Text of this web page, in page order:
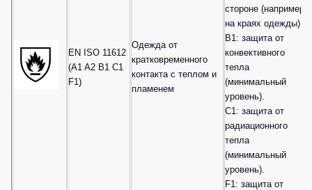
EN ISO 11612
(A1 A2 B1 C1
F1)
Одежда от
кратковременного
контакта с теплом и
пламенем
стороне (например,
на краях одежды).
B1: защита от
конвективного
тепла
(минимальный
уровень).
C1: защита от
радиационного
тепла
(минимальный
уровень).
F1: защита от